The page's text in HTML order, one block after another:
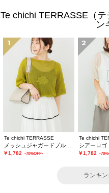
Te chichi TERRASSE（
ン
1
Te chichi TERRASSE
￥1,782 -70%OFF-
2
Te chichi
シアーロゴ
￥1,782 -
ランキ